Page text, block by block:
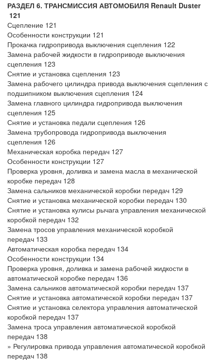
РАЗДЕЛ 6. ТРАНСМИССИЯ АВТОМОБИЛЯ Renault Duster
121
Сцепление 121
Особенности конструкции 121
Прокачка гидропривода выключения сцепления 122
Замена рабочей жидкости в гидроприводе выключения
сцепления 123
Снятие и установка сцепления 123
Замена рабочего цилиндра привода выключения сцепления с
подшипником выключения сцепления 124
Замена главного цилиндра гидропривода выключения
сцепления 125
Снятие и установка педали сцепления 126
Замена трубопровода гидропривода выключения
сцепления 126
Механическая коробка передач 127
Особенности конструкции 127
Проверка уровня, доливка и замена масла в механической
коробке передач 128
Замена сальников механической коробки передач 129
Снятие и установка механической коробки передач 130
Снятие и установка кулисы рычага управления механической
коробкой передач 132
Замена тросов управления механической коробкой
передач 133
Автоматическая коробка передач 134
Особенности конструкции 134
Проверка уровня, доливка и замена рабочей жидкости в
автоматической коробке передач 136
Замена сальников автоматической коробки передач 137
Снятие и установка автоматической коробки передач 137
Снятие и установка селектора управления автоматической
коробкой передач 137
Замена троса управления автоматической коробкой
передач 138
» Регулировка привода управления автоматической коробкой
передач 138